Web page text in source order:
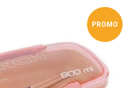
PROMO